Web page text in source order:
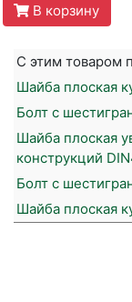
В корзину
С этим товаром
Шайба плоская
Болт с
Шайба плоская
конструкций
Болт с
Шайба плоская